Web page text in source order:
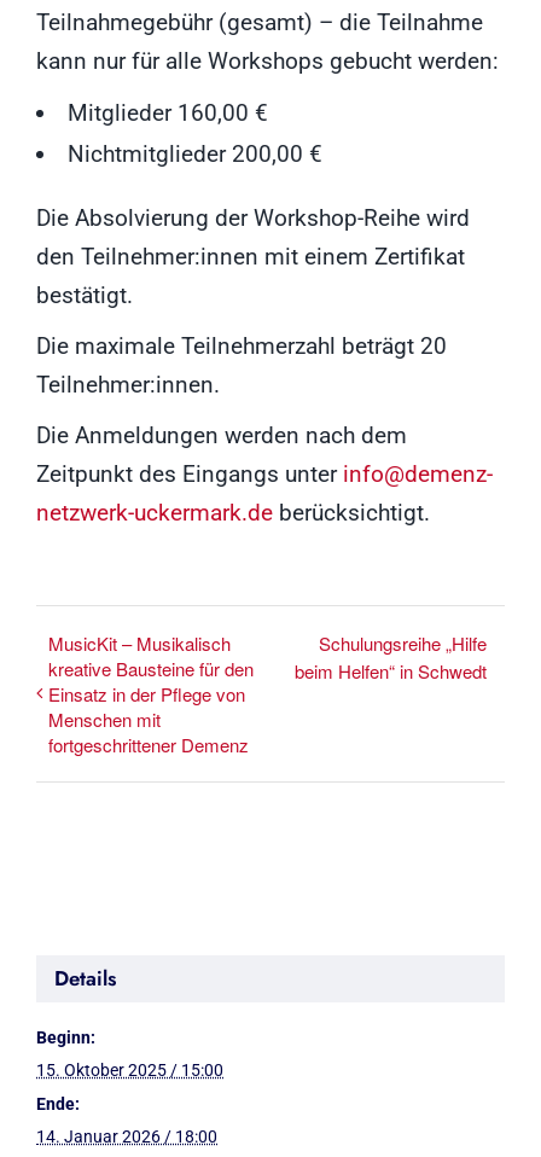
Teilnahmegebühr (gesamt) – die Teilnahme
kann nur für alle Workshops gebucht werden:
Mitglieder 160,00 €
Nichtmitglieder 200,00 €
Die Absolvierung der Workshop-Reihe wird
den Teilnehmer:innen mit einem Zertifikat
bestätigt.
Die maximale Teilnehmerzahl beträgt 20
Teilnehmer:innen.
Die Anmeldungen werden nach dem
Zeitpunkt des Eingangs unter info@demenz-
netzwerk-uckermark.de berücksichtigt.
MusicKit – Musikalisch
kreative Bausteine für den
Einsatz in der Pflege von
Menschen mit
fortgeschrittener Demenz
Schulungsreihe „Hilfe
beim Helfen“ in Schwedt
Details
Beginn:
15. Oktober 2025 / 15:00
Ende:
14. Januar 2026 / 18:00